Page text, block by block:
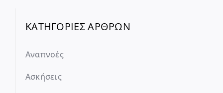
ΚΑΤΗΓΟΡΙΕΣ ΑΡΘΡΩΝ
Αναπνοές
Ασκήσεις